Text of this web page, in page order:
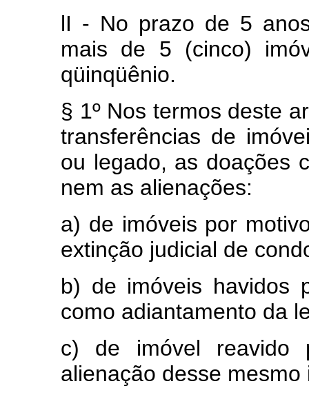
lI - No prazo de 5
mais de 5 (cinco)
qüinqüênio.
§ 1º Nos termos deste
transferências de
ou legado, as doações
nem as alienações:
a) de imóveis por
extinção judicial de
b) de imóveis havidos
como adiantamento da
c) de imóvel reavido
alienação desse mesmo